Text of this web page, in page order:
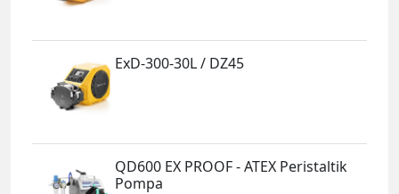
ExD-300-30L / DZ45
QD600 EX PROOF - ATEX Peristaltik
Pompa